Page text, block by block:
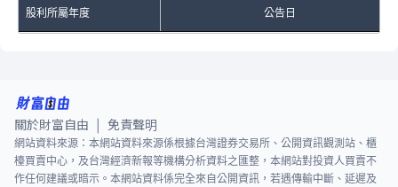
股利所屬年度 公告日
關於財富自由 免責聲明
網站資料來源：本網站資料來源係根據台灣證券交易所、公開資訊觀測站、櫃
檯買賣中心，及台灣經濟新報等機構分析資料之匯整，本網站對投資人買賣不
作任何建議或暗示。本網站資料係完全來自公開資訊，若遇傳輸中斷、延遲及